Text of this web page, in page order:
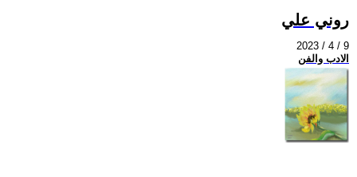
روني علي
2023 / 4 / 9
الادب والفن